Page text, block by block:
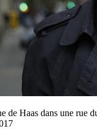
de Haas dans une rue